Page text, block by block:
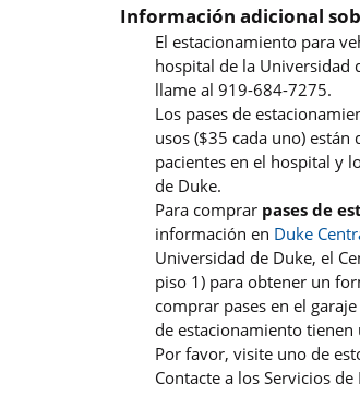
Información adicional
El estacionamiento para
hospital de la Universidad
llame al 919-684-7275.
Los pases de
usos ($35 cada uno)
pacientes en el hospital y
de Duke.
Para comprar pases de
información en Duke
Universidad de Duke, el
piso 1) para obtener un
comprar pases en el
de estacionamiento tienen
Por favor, visite uno de
Contacte a los Servicios